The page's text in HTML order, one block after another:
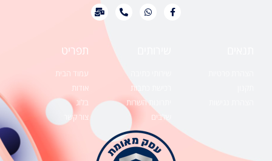
תפריט
עמוד הבית
אודות
בלוג
צור קשר
רכישת כתבות
יתרונות השרות
שלבים